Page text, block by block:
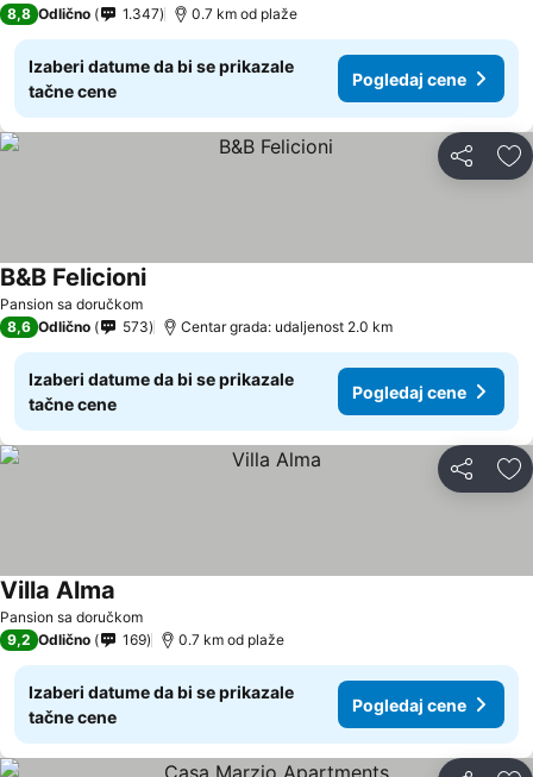
8,8 Odlično 1.347 0.7 km od plaže
Izaberi datume da bi se prikazale
tačne cene
Pogledaj cene
Deli
Pansion sa doručkom
B&B Felicioni
8,6 Odlično 573 Centar grada: udaljenost 2.0 km
Izaberi datume da bi se prikazale
tačne cene
Pogledaj cene
Deli
Pansion sa doručkom
Villa Alma
9,2 Odlično 169 0.7 km od plaže
Izaberi datume da bi se prikazale
tačne cene
Pogledaj cene